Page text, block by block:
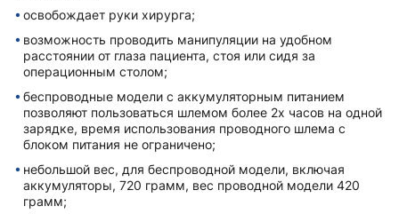
освобождает руки хирурга;
возможность проводить манипуляции на удобном
расстоянии от глаза пациента, стоя или сидя за
операционным столом;
беспроводные модели с аккумуляторным питанием
позволяют пользоваться шлемом более 2х часов на одной
зарядке, время использования проводного шлема с
блоком питания не ограничено;
небольшой вес, для беспроводной модели, включая
аккумуляторы, 720 грамм, вес проводной модели 420
грамм;